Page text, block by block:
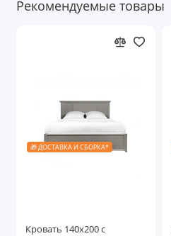
Рекомендуемые товары
🎁 ДОСТАВКА И СБОРКА*
Кровать 140x200 с